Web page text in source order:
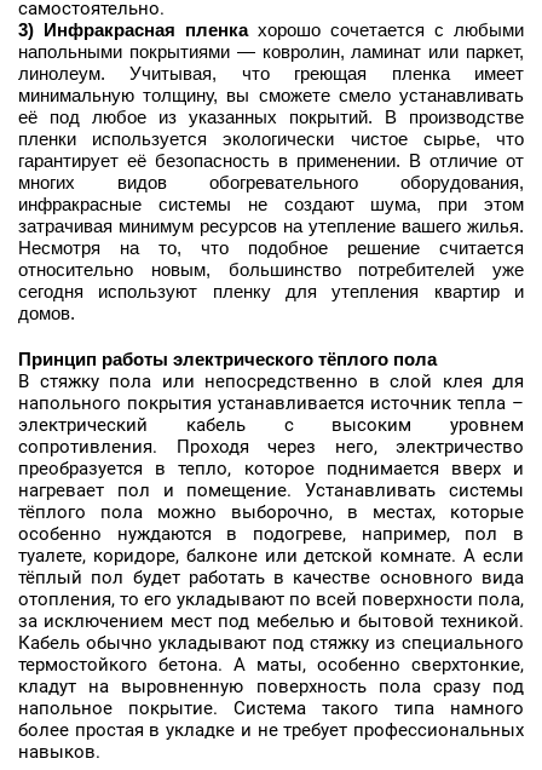
самостоятельно.
3) Инфракрасная пленка хорошо сочетается с любыми
напольными покрытиями — ковролин, ламинат или паркет,
линолеум. Учитывая, что греющая пленка имеет
минимальную толщину, вы сможете смело устанавливать
её под любое из указанных покрытий. В производстве
пленки используется экологически чистое сырье, что
гарантирует её безопасность в применении. В отличие от
многих видов обогревательного оборудования,
инфракрасные системы не создают шума, при этом
затрачивая минимум ресурсов на утепление вашего жилья.
Несмотря на то, что подобное решение считается
относительно новым, большинство потребителей уже
сегодня используют пленку для утепления квартир и
домов.
Принцип работы электрического тёплого пола
В стяжку пола или непосредственно в слой клея для
напольного покрытия устанавливается источник тепла –
электрический кабель с высоким уровнем
сопротивления. Проходя через него, электричество
преобразуется в тепло, которое поднимается вверх и
нагревает пол и помещение. Устанавливать системы
тёплого пола можно выборочно, в местах, которые
особенно нуждаются в подогреве, например, пол в
туалете, коридоре, балконе или детской комнате. А если
тёплый пол будет работать в качестве основного вида
отопления, то его укладывают по всей поверхности пола,
за исключением мест под мебелью и бытовой техникой.
Кабель обычно укладывают под стяжку из специального
термостойкого бетона. А маты, особенно сверхтонкие,
кладут на выровненную поверхность пола сразу под
напольное покрытие. Система такого типа намного
более простая в укладке и не требует профессиональных
навыков.